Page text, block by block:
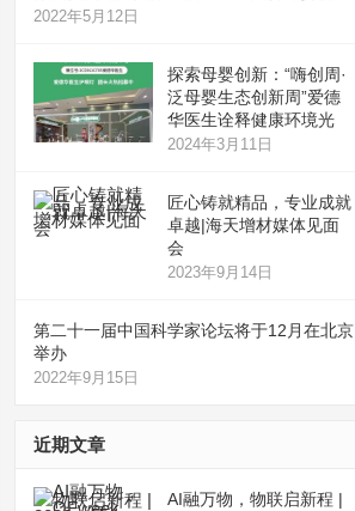
2022年5月12日
探索母婴创新：“嗨创周·
泛母婴生态创新周”爱德
华医生诠释健康环境光
2024年3月11日
匠心铸就精品，专业成就
卓越|海天增材媒体见面
会
2023年9月14日
第二十一届中国科学家论坛将于12月在北京
举办
2022年9月15日
近期文章
AI融万物，物联启新程 |